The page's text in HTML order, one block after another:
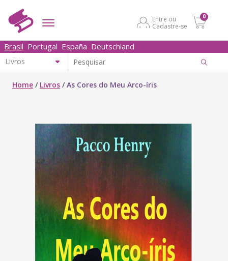
Entre ou
Cadastre-se
0
Brasil Portugal España Deutschland
Home / Livros /As Cores do Meu Arco-íris